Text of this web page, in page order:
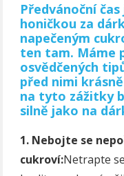
Předvánoční
honičkou za
napečeným
ten tam. Máme
osvědčených
před nimi
na tyto zážitky
silně jako na
1. Nebojte se
cukroví:Netrapte